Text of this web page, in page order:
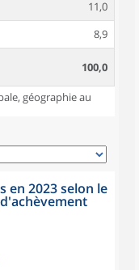
11,0
8,9
100,0
géographie au
en 2023 selon le